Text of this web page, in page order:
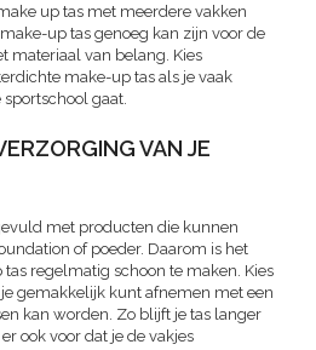
up tas met meerdere vakken
up tas genoeg kan zijn voor de
materiaal van belang. Kies
make-up tas als je vaak
gaat.
VAN JE
met producten die kunnen
of poeder. Daarom is het
regelmatig schoon te maken. Kies
gemakkelijk kunt afnemen met een
kan worden. Zo blijft je tas langer
ook voor dat je de vakjes